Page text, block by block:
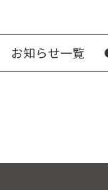
お知らせ一覧